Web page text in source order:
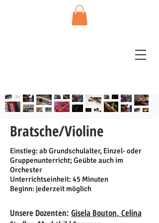
Bratsche/Violine
Einstieg: ab Grundschulalter, Einzel- oder
Gruppenunterricht; Geübte auch im
Orchester
Unterrichtseinheit: 45 Minuten
Beginn: jederzeit möglich
Unsere Dozenten: Gisela Bouton, Celina